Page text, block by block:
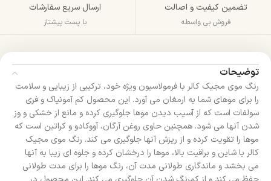
تضمین کیفیت و اصالت
فروش بی واسطه
ارسال سریع سفارشات
با پست پیشتاز
توضیحات
رنگ موی مجیک کالر با فرمولاسیون ویژه خود، ترکیبی از زیبایی و سلامت
را برای موهای شما به ارمغان می‌ آورد. این محصول کم آمونیاک و فری
سولفات است که از آسیب دیدن موها جلوگیری کرده و مانع از خشکی و وز
شدن آنها می‌ شود. همچنین حاوی روغن آرگان، آووکادو و کراتین است که
موها را تقویت کرده و از ریزش آنها جلوگیری می‌ کند. رنگ موی مجیک
کالر با شاین و براقیت بالا، موها را درخشان کرده و جلوه‌ ای زیبا به آنها
می‌ بخشد و ماندگاری طولانی مدت آن، رنگ موها را برای مدت طولانی